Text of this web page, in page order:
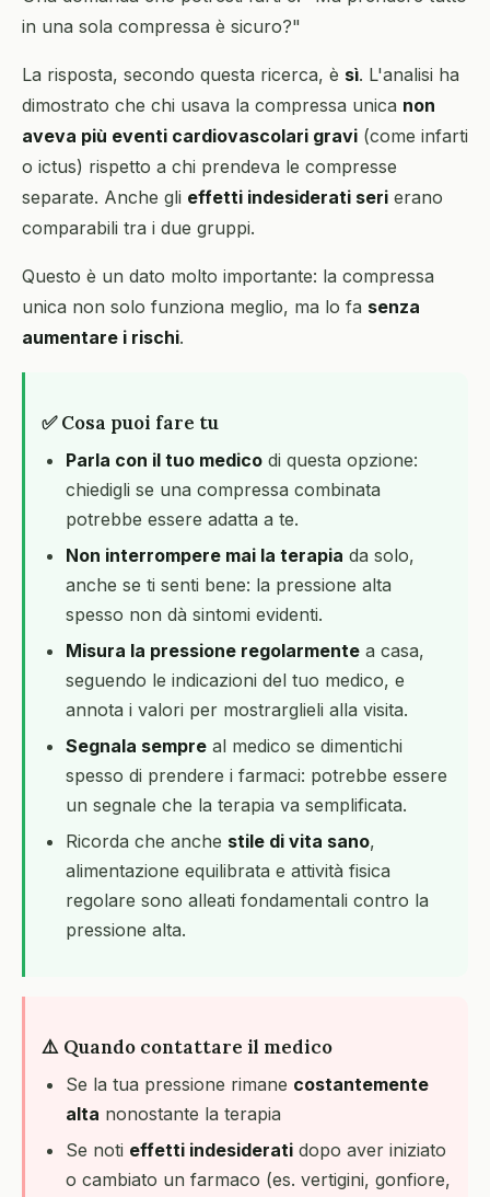
in una sola compressa è sicuro?"
La risposta, secondo questa ricerca, è sì. L'analisi ha
dimostrato che chi usava la compressa unica non
aveva più eventi cardiovascolari gravi (come infarti
o ictus) rispetto a chi prendeva le compresse
separate. Anche gli effetti indesiderati seri erano
comparabili tra i due gruppi.
Questo è un dato molto importante: la compressa
unica non solo funziona meglio, ma lo fa senza
aumentare i rischi.
✅ Cosa puoi fare tu
Parla con il tuo medico di questa opzione:
chiedigli se una compressa combinata
potrebbe essere adatta a te.
Non interrompere mai la terapia da solo,
anche se ti senti bene: la pressione alta
spesso non dà sintomi evidenti.
Misura la pressione regolarmente a casa,
seguendo le indicazioni del tuo medico, e
annota i valori per mostrarglieli alla visita.
Segnala sempre al medico se dimentichi
spesso di prendere i farmaci: potrebbe essere
un segnale che la terapia va semplificata.
Ricorda che anche stile di vita sano,
alimentazione equilibrata e attività fisica
regolare sono alleati fondamentali contro la
pressione alta.
⚠️ Quando contattare il medico
Se la tua pressione rimane costantemente
alta nonostante la terapia
Se noti effetti indesiderati dopo aver iniziato
o cambiato un farmaco (es. vertigini, gonfiore,